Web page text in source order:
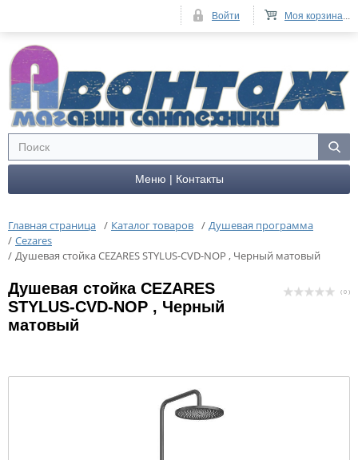
Меню | Контакты
Главная страница / Каталог товаров / Душевая программа
/ Cezares
/ Душевая стойка CEZARES STYLUS-CVD-NOP , Черный матовый
Душевая стойка CEZARES
STYLUS-CVD-NOP , Черный
матовый
( 0 )
Моя корзина...
Войти